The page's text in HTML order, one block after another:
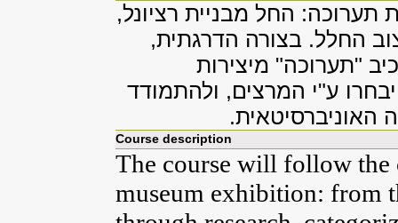
החל מבניית רציונל,
החלל. בצורה הדרגתית,
"תערוכה" מיצירות
ע"י המרצים, ולהתמודד
האוניברסיטאית.
Course description
The course will follow the
museum exhibition: from